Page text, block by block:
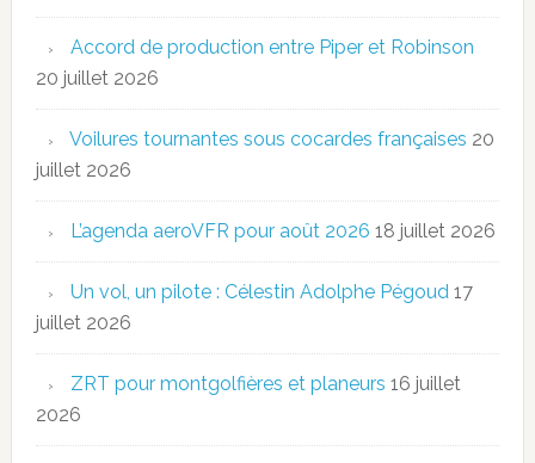
Accord de production entre Piper et Robinson
20 juillet 2026
Voilures tournantes sous cocardes françaises 20
juillet 2026
L’agenda aeroVFR pour août 2026 18 juillet 2026
Un vol, un pilote : Célestin Adolphe Pégoud 17
juillet 2026
ZRT pour montgolfières et planeurs 16 juillet
2026